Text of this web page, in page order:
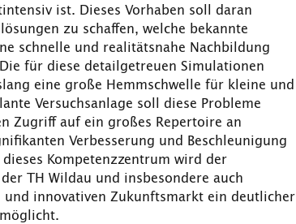
ist. Dieses Vorhaben soll daran
zu schaffen, welche bekannte
schnelle und realitätsnahe Nachbildung
für diese detailgetreuen Simulationen
eine große Hemmschwelle für kleine und
Versuchsanlage soll diese Probleme
Zugriff auf ein großes Repertoire an
Verbesserung und Beschleunigung
Kompetenzzentrum wird der
TH Wildau und insbesondere auch
und innovativen Zukunftsmarkt ein deutlicher